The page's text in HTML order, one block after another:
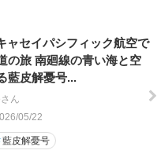
ャセイパシフィック航空で
の旅 南廻線の青い海と空
藍皮解憂号...
ん
05/22
藍皮解憂号